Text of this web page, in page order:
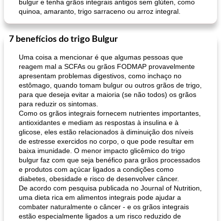
bulgur e tenha grãos integrais antigos sem glúten, como
quinoa, amaranto, trigo sarraceno ou arroz integral.
7 benefícios do trigo Bulgur
Uma coisa a mencionar é que algumas pessoas que
reagem mal a SCFAs ou grãos FODMAP provavelmente
apresentam problemas digestivos, como inchaço no
estômago, quando tomam bulgur ou outros grãos de trigo,
para que deseja evitar a maioria (se não todos) os grãos
para reduzir os sintomas.
Como os grãos integrais fornecem nutrientes importantes,
antioxidantes e mediam as respostas à insulina e à
glicose, eles estão relacionados à diminuição dos níveis
de estresse exercidos no corpo, o que pode resultar em
baixa imunidade. O menor impacto glicêmico do trigo
bulgur faz com que seja benéfico para grãos processados ​​
e produtos com açúcar ligados a condições como
diabetes, obesidade e risco de desenvolver câncer.
De acordo com pesquisa publicada no Journal of Nutrition,
uma dieta rica em alimentos integrais pode ajudar a
combater naturalmente o câncer - e os grãos integrais
estão especialmente ligados a um risco reduzido de